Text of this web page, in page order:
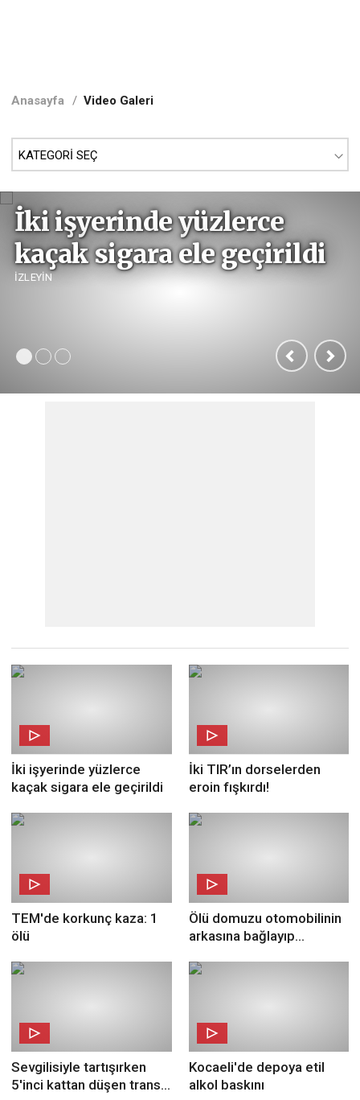
Anasayfa / Video Galeri
İki işyerinde yüzlerce
kaçak sigara ele geçirildi
İZLEYİN
İki işyerinde yüzlerce
kaçak sigara ele geçirildi
İki TIR’ın dorselerden
eroin fışkırdı!
TEM'de korkunç kaza: 1
ölü
Ölü domuzu otomobilinin
arkasına bağlayıp
Sevgilisiyle tartışırken
5'inci kattan düşen trans
Kocaeli'de depoya etil
alkol baskını